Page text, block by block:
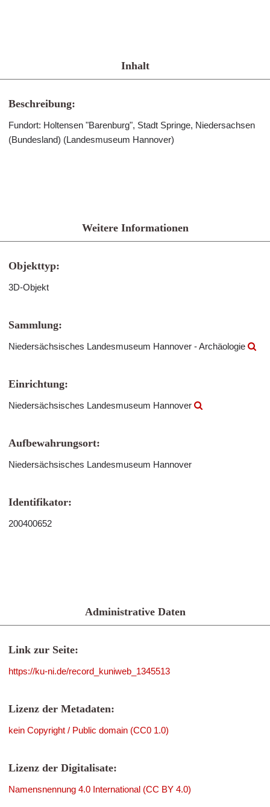
Inhalt
Beschreibung:
Fundort: Holtensen "Barenburg", Stadt Springe, Niedersachsen
(Bundesland) (Landesmuseum Hannover)
Weitere Informationen
Objekttyp:
3D-Objekt
Sammlung:
Niedersächsisches Landesmuseum Hannover - Archäologie
Einrichtung:
Niedersächsisches Landesmuseum Hannover
Aufbewahrungsort:
Niedersächsisches Landesmuseum Hannover
Identifikator:
200400652
Administrative Daten
Link zur Seite:
https://ku-ni.de/record_kuniweb_1345513
Lizenz der Metadaten:
kein Copyright / Public domain (CC0 1.0)
Lizenz der Digitalisate:
Namensnennung 4.0 International (CC BY 4.0)